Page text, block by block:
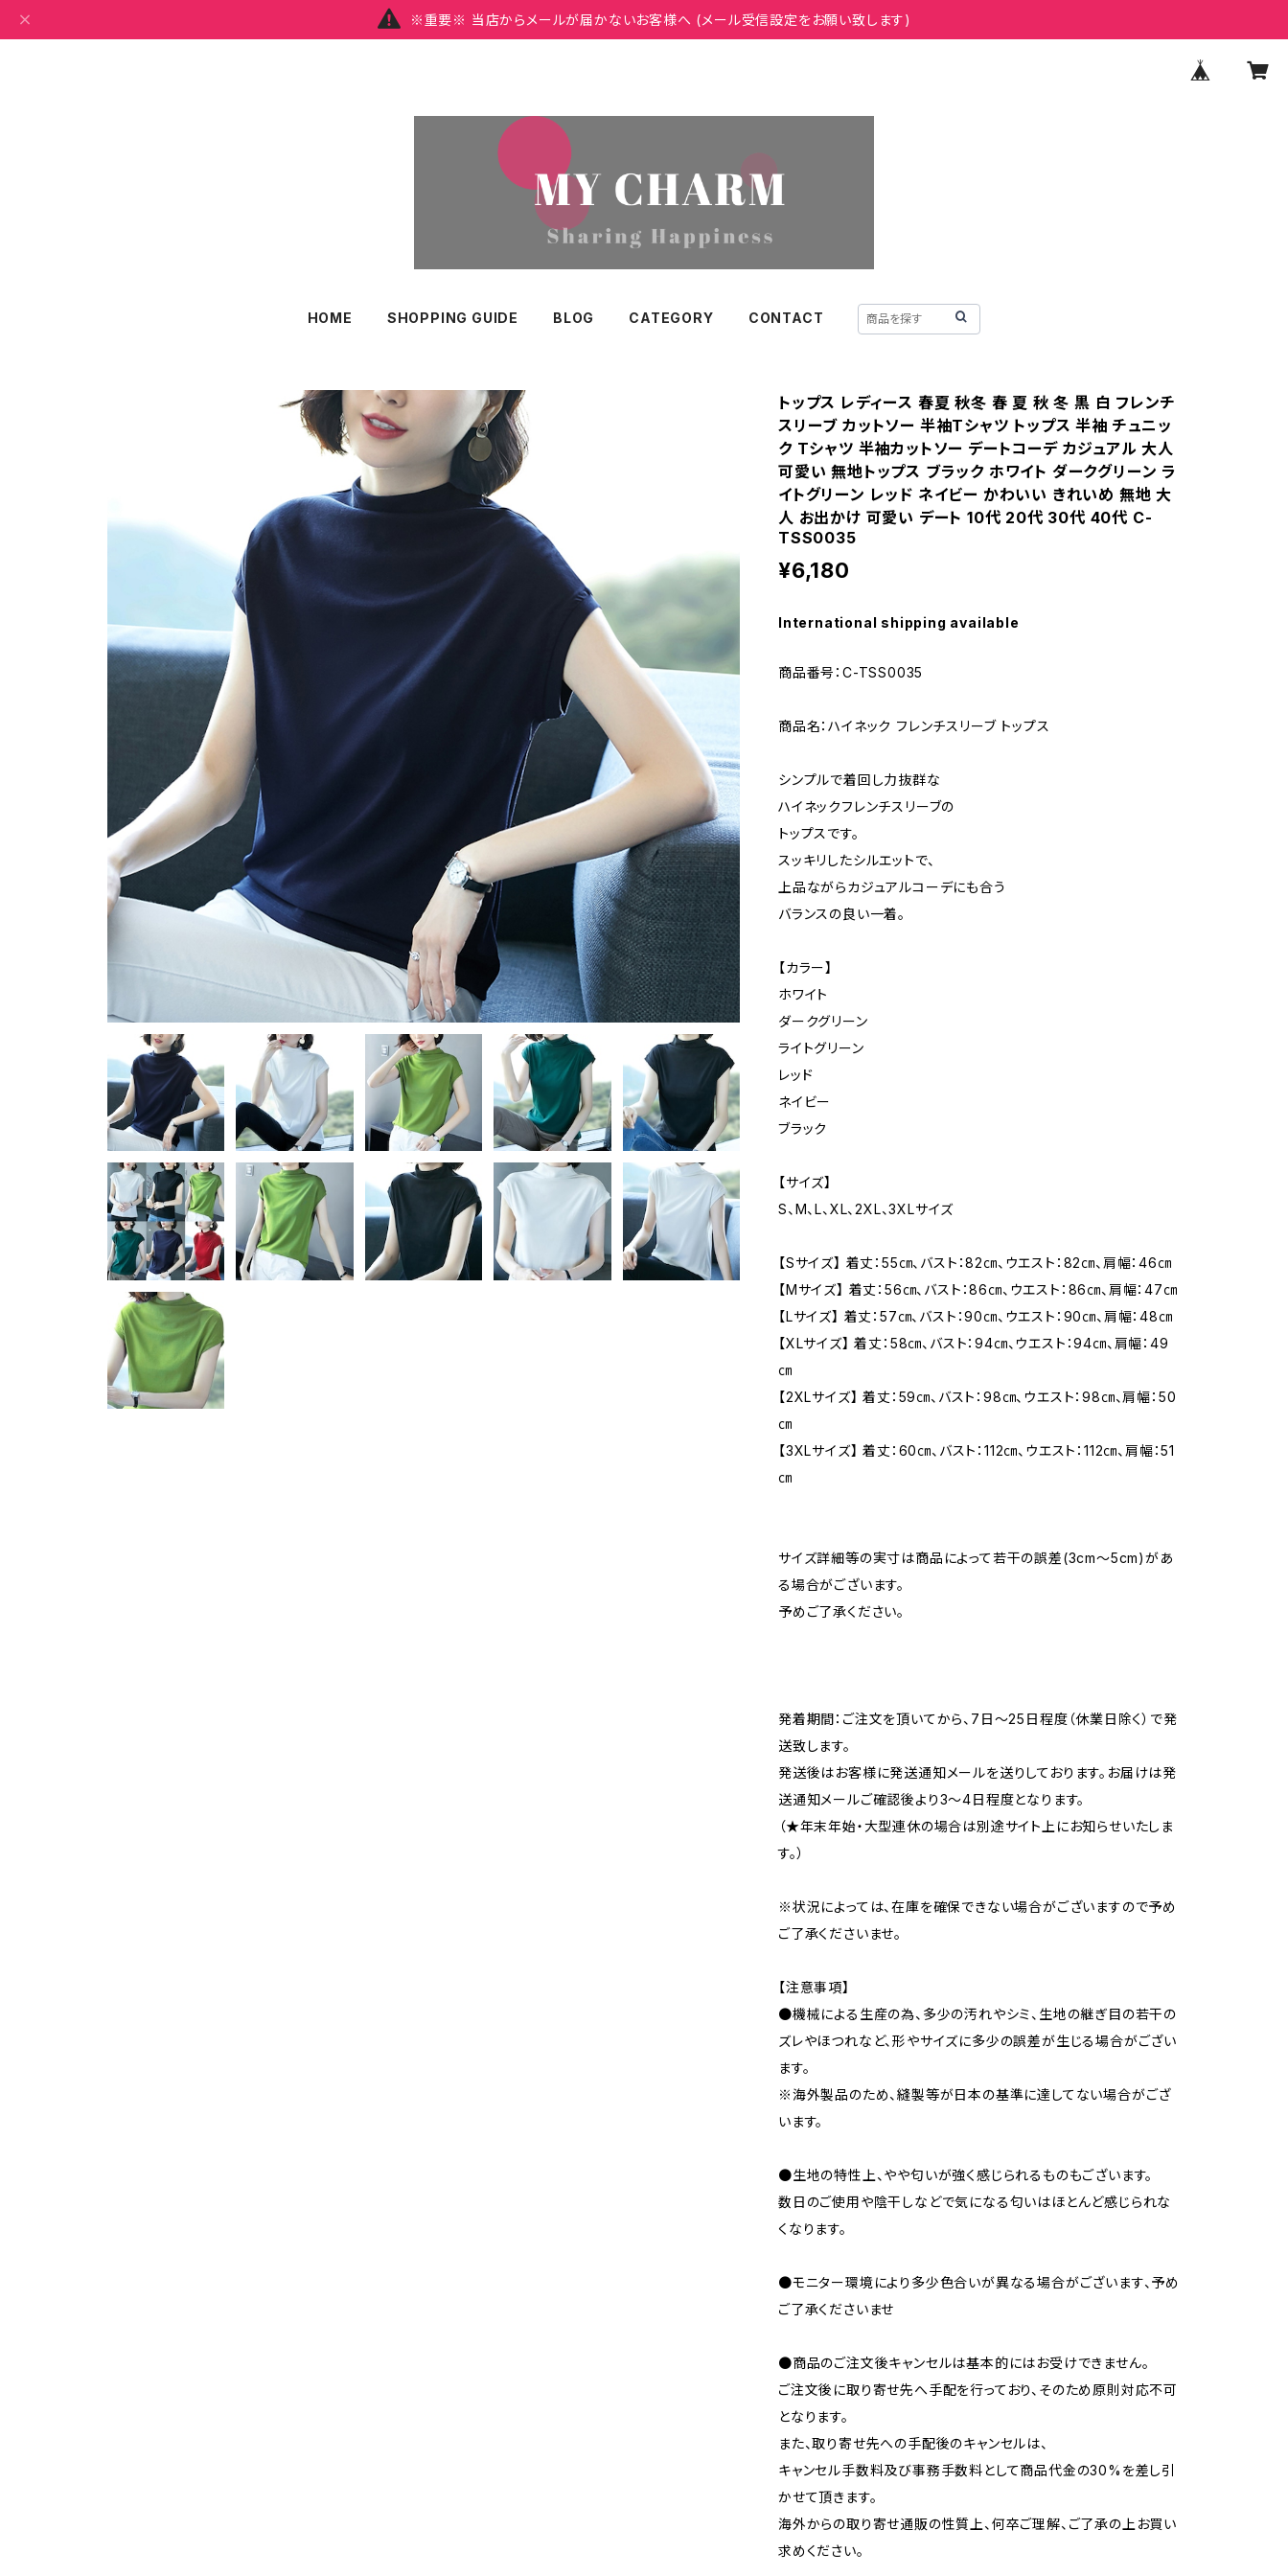
※重要※ 当店からメールが届かないお客様へ (メール受信設定をお願い致します)
HOME SHOPPING GUIDE BLOG CATEGORY CONTACT
トップス レディース 春夏 秋冬 春 夏 秋 冬 黒 白 フレンチ
スリーブ カットソー 半袖Tシャツ トップス 半袖 チュニッ
ク Tシャツ 半袖カットソー デートコーデ カジュアル 大人
可愛い 無地トップス ブラック ホワイト ダークグリーン ラ
イトグリーン レッド ネイビー かわいい きれいめ 無地 大
人 お出かけ 可愛い デート 10代 20代 30代 40代 C-
TSS0035
¥6,180
International shipping available
商品番号：C-TSS0035
商品名：ハイネック フレンチスリーブ トップス
シンプルで着回し力抜群な
ハイネックフレンチスリーブの
トップスです。
スッキリしたシルエットで、
上品ながらカジュアルコーデにも合う
バランスの良い一着。
【カラー】
ホワイト
ダークグリーン
ライトグリーン
レッド
ネイビー
ブラック
【サイズ】
S、M、L、XL、2XL、3XLサイズ
【Sサイズ】 着丈：55㎝、バスト：82㎝、ウエスト：82㎝、肩幅：46㎝
【Mサイズ】 着丈：56㎝、バスト：86㎝、ウエスト：86㎝、肩幅：47㎝
【Lサイズ】 着丈：57㎝、バスト：90㎝、ウエスト：90㎝、肩幅：48㎝
【XLサイズ】 着丈：58㎝、バスト：94㎝、ウエスト：94㎝、肩幅：49
㎝
【2XLサイズ】 着丈：59㎝、バスト：98㎝、ウエスト：98㎝、肩幅：50
㎝
【3XLサイズ】 着丈：60㎝、バスト：112㎝、ウエスト：112㎝、肩幅：51
㎝
サイズ詳細等の実寸は商品によって若干の誤差(3cm〜5cm)があ
る場合がございます。
予めご了承ください。
発着期間：ご注文を頂いてから、7日〜25日程度（休業日除く）で発
送致します。
発送後はお客様に発送通知メールを送りしております。お届けは発
送通知メールご確認後より3〜4日程度となります。
（★年末年始・大型連休の場合は別途サイト上にお知らせいたしま
す。）
※状況によっては、在庫を確保できない場合がございますので予め
ご了承くださいませ。
【注意事項】
●機械による生産の為、多少の汚れやシミ、生地の継ぎ目の若干の
ズレやほつれなど、形やサイズに多少の誤差が生じる場合がござい
ます。
※海外製品のため、縫製等が日本の基準に達してない場合がござ
います。
●生地の特性上、やや匂いが強く感じられるものもございます。
数日のご使用や陰干しなどで気になる匂いはほとんど感じられな
くなります。
●モニター環境により多少色合いが異なる場合がございます、予め
ご了承くださいませ
●商品のご注文後キャンセルは基本的にはお受けできません。
ご注文後に取り寄せ先へ手配を行っており、そのため原則対応不可
となります。
また、取り寄せ先への手配後のキャンセルは、
キャンセル手数料及び事務手数料として商品代金の30%を差し引
かせて頂きます。
海外からの取り寄せ通販の性質上、何卒ご理解、ご了承の上お買い
求めください。